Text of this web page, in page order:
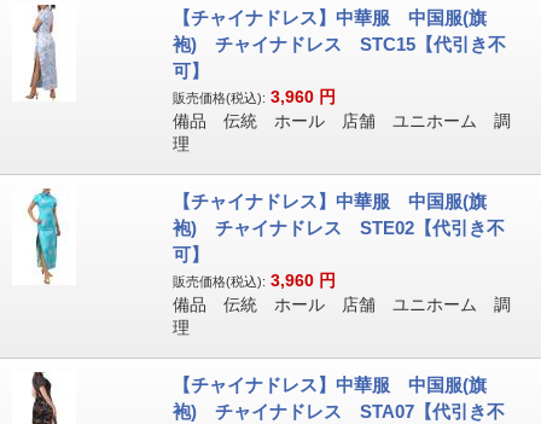
【チャイナドレス】中華服 中国服(旗
袍) チャイナドレス STC15【代引き不
可】
販売価格(税込): 3,960 円
備品 伝統 ホール 店舗 ユニホーム 調
理
【チャイナドレス】中華服 中国服(旗
袍) チャイナドレス STE02【代引き不
可】
販売価格(税込): 3,960 円
備品 伝統 ホール 店舗 ユニホーム 調
理
【チャイナドレス】中華服 中国服(旗
袍) チャイナドレス STA07【代引き不